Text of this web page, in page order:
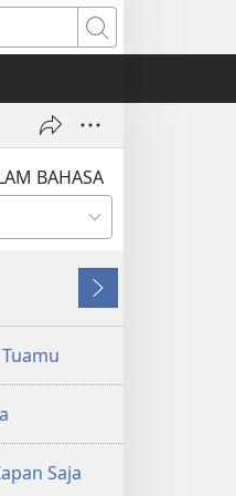
Cari
BAHASA
Berikutnya
Saja